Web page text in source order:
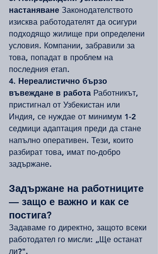
настаняване Законодателството
изисква работодателят да осигури
подходящо жилище при определени
условия. Компании, забравили за
това, попадат в проблем на
последния етап.
4. Нереалистично бързо
въвеждане в работа Работникът,
пристигнал от Узбекистан или
Индия, се нуждае от минимум 1-2
седмици адаптация преди да стане
напълно оперативен. Тези, които
разбират това, имат по-добро
задържане.
Задържане на работниците
— защо е важно и как се
постига?
Задаваме го директно, защото всеки
работодател го мисли: „Ще останат
ли?".